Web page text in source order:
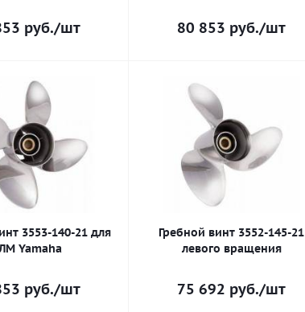
руб./шт 80 853 руб./шт
3553-140-21 для
Yamaha
руб./шт
Гребной винт 3552-145-21
левого вращения
75 692 руб./шт